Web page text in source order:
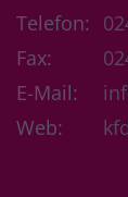
Telefon:
Fax:
E-Mail:
Web: